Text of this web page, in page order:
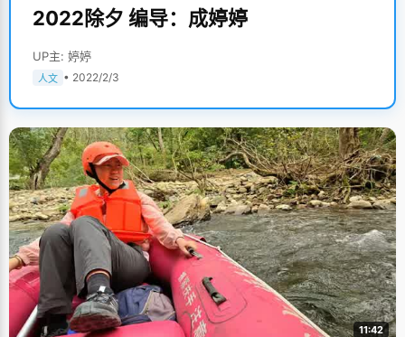
2022除夕 编导：成婷婷
UP主: 婷婷
人文 • 2022/2/3
11:42